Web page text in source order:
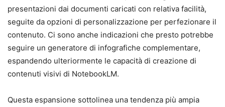
presentazioni dai documenti caricati con relativa facilità,
seguite da opzioni di personalizzazione per perfezionare il
contenuto. Ci sono anche indicazioni che presto potrebbe
seguire un generatore di infografiche complementare,
espandendo ulteriormente le capacità di creazione di
contenuti visivi di NotebookLM.
Questa espansione sottolinea una tendenza più ampia